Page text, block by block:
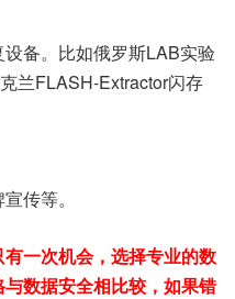
备。比如俄罗斯LAB实验
兰FLASH-Extractor闪存
传等。
一次机会，选择专业的数
数据安全相比较，如果错